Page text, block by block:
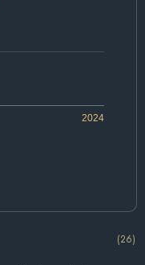
2024
(26)